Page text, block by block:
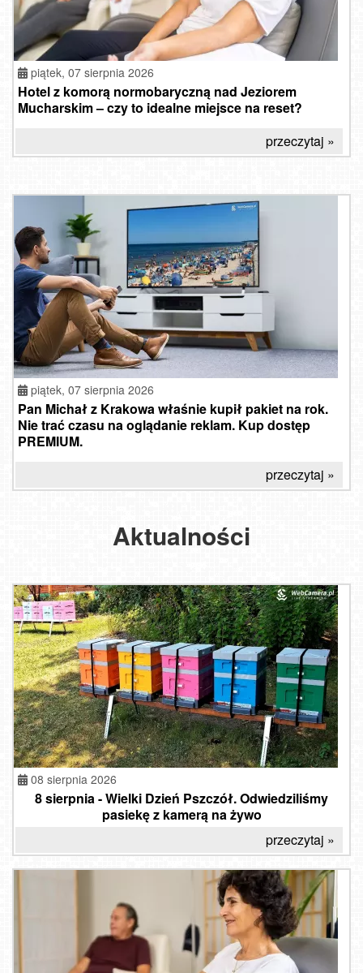
piątek, 07 sierpnia 2026
Hotel z komorą normobaryczną nad Jeziorem
Mucharskim – czy to idealne miejsce na reset?
przeczytaj »
piątek, 07 sierpnia 2026
Pan Michał z Krakowa właśnie kupił pakiet na rok.
Nie trać czasu na oglądanie reklam. Kup dostęp
PREMIUM.
przeczytaj »
Aktualności
08 sierpnia 2026
8 sierpnia - Wielki Dzień Pszczół. Odwiedziliśmy
pasiekę z kamerą na żywo
przeczytaj »